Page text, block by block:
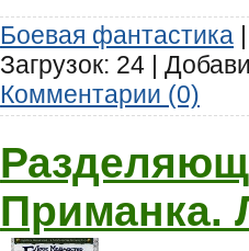
Боевая фантастика
Загрузок: 24 |
Комментарии (0)
Приманка.